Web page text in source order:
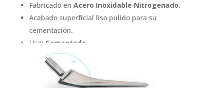
Fabricado en Acero Inoxidable Nitrogenado.
Acabado superficial liso pulido para su
cementación.
Uso: Cementado